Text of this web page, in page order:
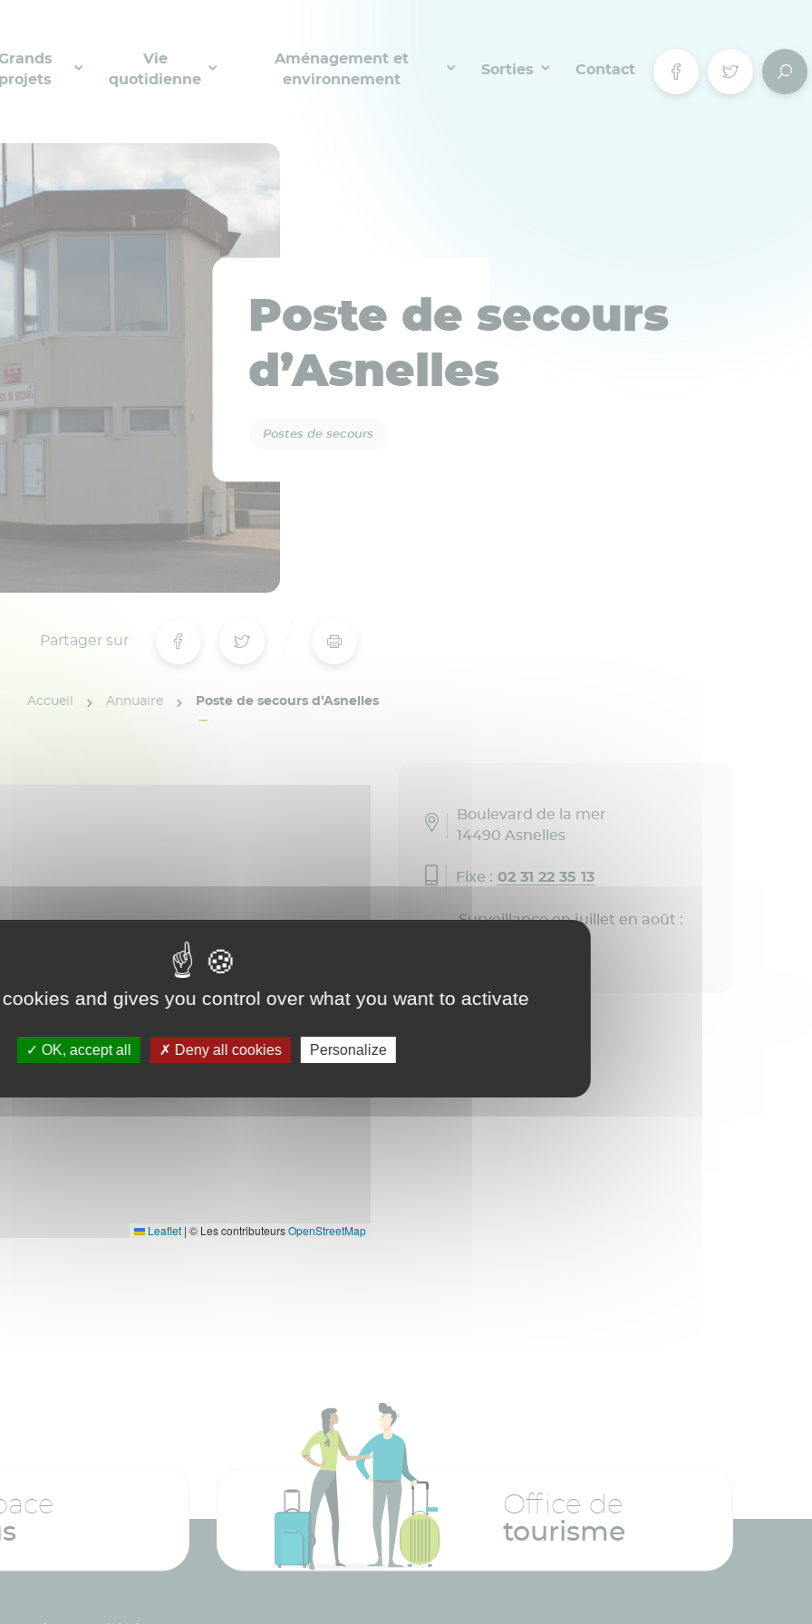
Vie
quotidienne
Aménagement et
environnement
Sorties Contact
Poste de secours
d’Asnelles
Postes de secours
Partager sur
Accueil Annuaire Poste de secours d’Asnelles
Leaflet | © Les contributeursOpenStreetMap
Boulevard de la mer
14490 Asnelles
Fixe : 02 31 22 35 13
Surveillance en juillet en août :
Office de
tourisme
and gives you control over what you want to activate
OK, accept all Deny all cookies Personalize